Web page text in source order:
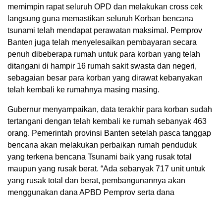
memimpin rapat seluruh OPD dan melakukan cross cek
langsung guna memastikan seluruh Korban bencana
tsunami telah mendapat perawatan maksimal. Pemprov
Banten juga telah menyelesaikan pembayaran secara
penuh dibeberapa rumah untuk para korban yang telah
ditangani di hampir 16 rumah sakit swasta dan negeri,
sebagaian besar para korban yang dirawat kebanyakan
telah kembali ke rumahnya masing masing.
Gubernur menyampaikan, data terakhir para korban sudah
tertangani dengan telah kembali ke rumah sebanyak 463
orang. Pemerintah provinsi Banten setelah pasca tanggap
bencana akan melakukan perbaikan rumah penduduk
yang terkena bencana Tsunami baik yang rusak total
maupun yang rusak berat. “Ada sebanyak 717 unit untuk
yang rusak total dan berat, pembangunannya akan
menggunakan dana APBD Pemprov serta dana